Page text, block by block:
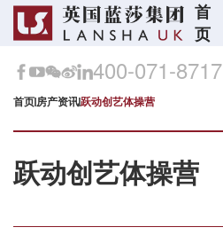
首
页
400-071-8717
首页房产资讯跃动创艺体操营
跃动创艺体操营